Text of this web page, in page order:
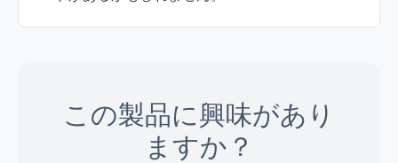
この製品に興味があり
ますか？